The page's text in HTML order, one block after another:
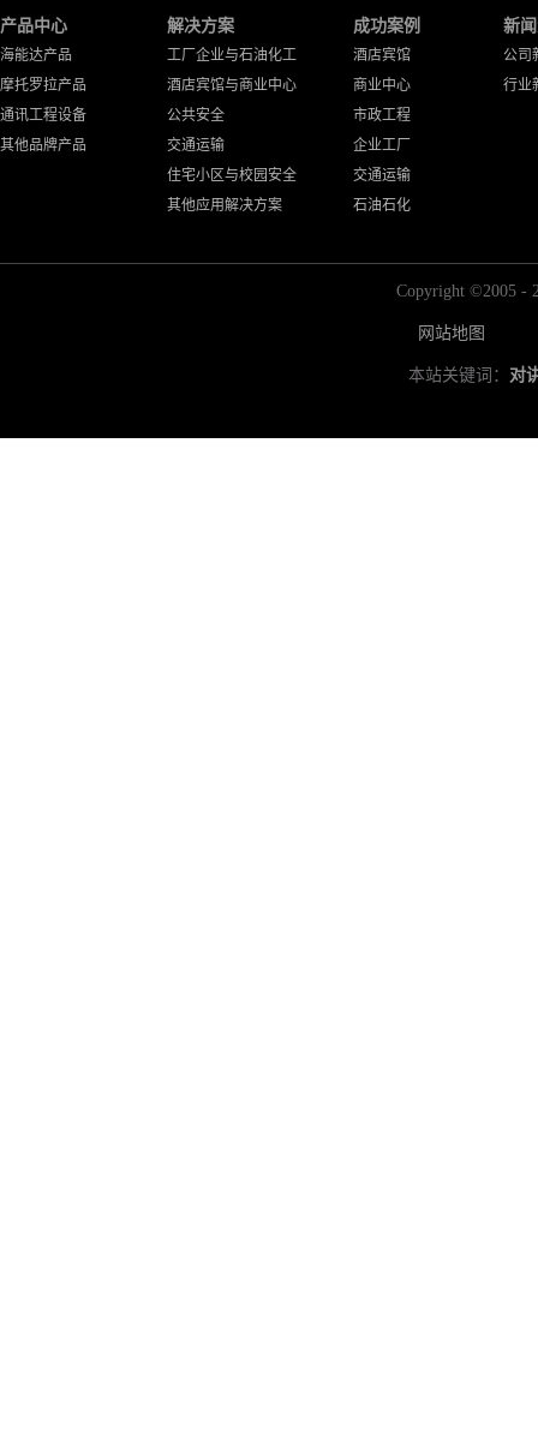
产品中心
海能达产品
摩托罗拉产品
通讯工程设备
其他品牌产品
解决方案
工厂企业与石油化工
酒店宾馆与商业中心
公共安全
交通运输
住宅小区与校园安全
其他应用解决方案
成功案例
酒店宾馆
商业中心
市政工程
企业工厂
交通运输
石油石化
新
公司
行业
Copyright ©2005 -
网站地图
本站关键词： 对